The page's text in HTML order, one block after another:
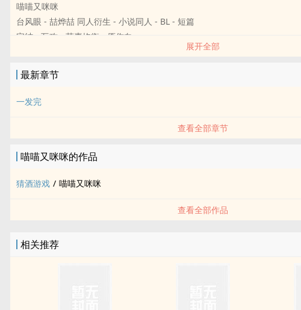
喵喵又咪咪
台风眼 - 喆烨喆 ‎‌同‍‌‎人‎‌衍生 - 小说‎‌同‍‌‎人‎‌ - BL - 短篇
完结 - 互攻 - 荤素均衡 - 原作向
展开全部
最新章节
一发完
查看全部章节
喵喵又咪咪的作品
猜酒游戏 / 喵喵又咪咪
查看全部作品
相关推荐